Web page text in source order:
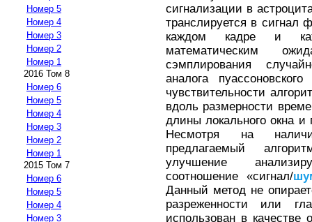
Номер 5
Номер 4
Номер 3
Номер 2
Номер 1
2016 Том 8
Номер 6
Номер 5
Номер 4
Номер 3
Номер 2
Номер 1
2015 Том 7
Номер 6
Номер 5
Номер 4
Номер 3
сигнализации в
транслируется в сигнал
каждом кадре и
математическим
сэмплирования
аналога
чувствительности
вдоль размерности
длины локального окна
Несмотря на
предлагаемый
улучшение
соотношение «сигнал/
Данный метод не
разреженности или
использован в качестве